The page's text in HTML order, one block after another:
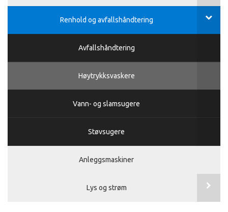
Renhold og avfallshåndtering
Avfallshåndtering
Høytrykksvaskere
Vann- og slamsugere
Støvsugere
Anleggsmaskiner
Lys og strøm